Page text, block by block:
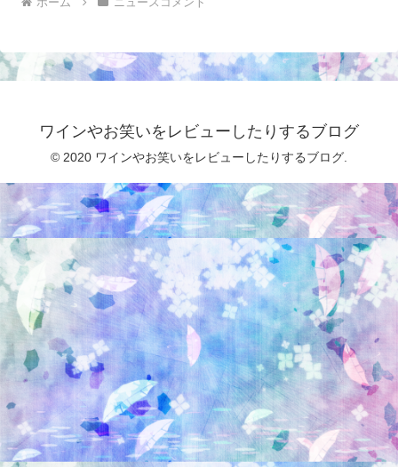
ワインやお笑いをレビューしたりするブログ
© 2020 ワインやお笑いをレビューしたりするブログ.